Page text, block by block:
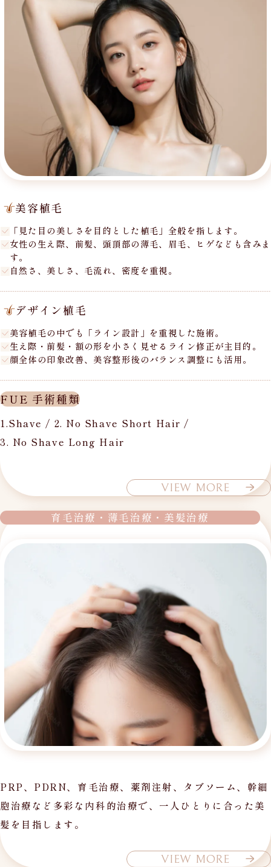
美容植毛
「見た目の美しさを目的とした植毛」全般を指します。
女性の生え際、前髪、頭頂部の薄毛、眉毛、ヒゲなども含みま
す。
自然さ、美しさ、毛流れ、密度を重視。
デザイン植毛
美容植毛の中でも「ライン設計」を重視した施術。
生え際・前髪・額の形を小さく見せるライン修正が主目的。
顔全体の印象改善、美容整形後のバランス調整にも活用。
FUE 手術種類
1.Shave / 2. No Shave Short Hair /
3. No Shave Long Hair
VIEW MORE
育毛治療・薄毛治療・美髪治療
PRP、PDRN、育毛治療、薬剤注射、タブソーム、幹細
胞治療など多彩な内科的治療で、一人ひとりに合った美
髪を目指します。
VIEW MORE